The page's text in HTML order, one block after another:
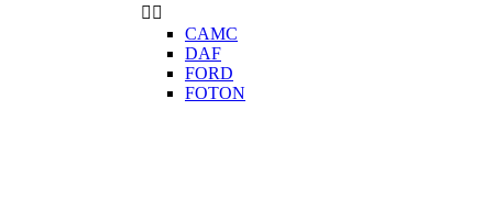
 
CAMC
DAF
FORD
FOTON